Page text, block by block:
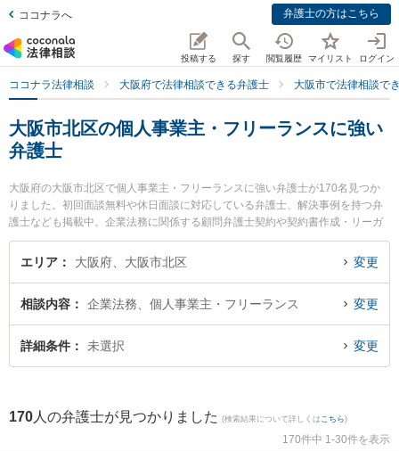
ココナラへ 弁護士の方はこちら
投稿する 探す 閲覧履歴 マイリスト ログイン
ココナラ法律相談 大阪府で法律相談できる弁護士 大阪市で法律相談で
大阪市北区の個人事業主・フリーランスに強い
弁護士
大阪府の大阪市北区で個人事業主・フリーランスに強い弁護士が170名見つか
りました。初回面談無料や休日面談に対応している弁護士、解決事例を持つ弁
護士なども掲載中。企業法務に関係する顧問弁護士契約や契約書作成・リーガ
ルチェック、雇用契約書・就業規則作成等の細かな分野での絞り込み検索もで
き便利です。特に東京スタートアップ法律事務所 大阪支店の渡邊 泰士弁護士や
北区で土日や夜間に発生した個人事業主・フリーランスのトラブルを今すぐに
弁護士に相談したい』『個人事業主・フリーランスのトラブル解決の実績豊富
な近くの弁護士を検索したい』『初回相談無料で個人事業主・フリーランスを
エリア 大阪府、大阪市北区 変更
相談内容 企業法務、個人事業主・フリーランス 変更
詳細条件 未選択 変更
170 人の弁護士が見つかりました (検索結果について詳しくは こちら)
170件中 1-30件を表示